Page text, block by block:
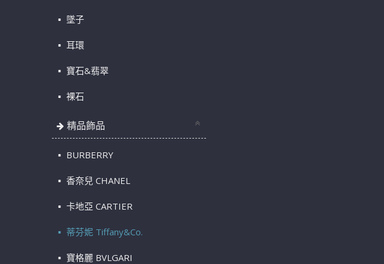
墜子
耳環
寶石&翡翠
裸石
精品飾品
BURBERRY
香奈兒 CHANEL
卡地亞 CARTIER
蒂芬妮 Tiffany&Co.
寶格麗 BVLGARI